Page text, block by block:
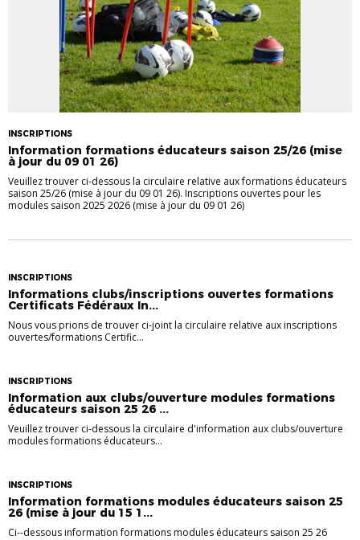
INSCRIPTIONS
Information formations éducateurs saison 25/26 (mise
à jour du 09 01 26)
Veuillez trouver ci-dessous la circulaire relative aux formations éducateurs
saison 25/26 (mise à jour du 09 01 26). Inscriptions ouvertes pour les
modules saison 2025 2026 (mise à jour du 09 01 26)
INSCRIPTIONS
Informations clubs/inscriptions ouvertes formations
Certificats Fédéraux In...
Nous vous prions de trouver ci-joint la circulaire relative aux inscriptions
ouvertes/formations Certific...
INSCRIPTIONS
Information aux clubs/ouverture modules formations
éducateurs saison 25 26 ...
Veuillez trouver ci-dessous la circulaire d'information aux clubs/ouverture
modules formations éducateurs...
INSCRIPTIONS
Information formations modules éducateurs saison 25
26 (mise à jour du 15 1...
Ci--dessous information formations modules éducateurs saison 25 26